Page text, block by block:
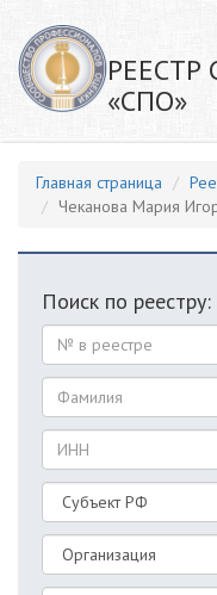
«СПО»
Главная страница
Чеканова Мария
Поиск по реестру: